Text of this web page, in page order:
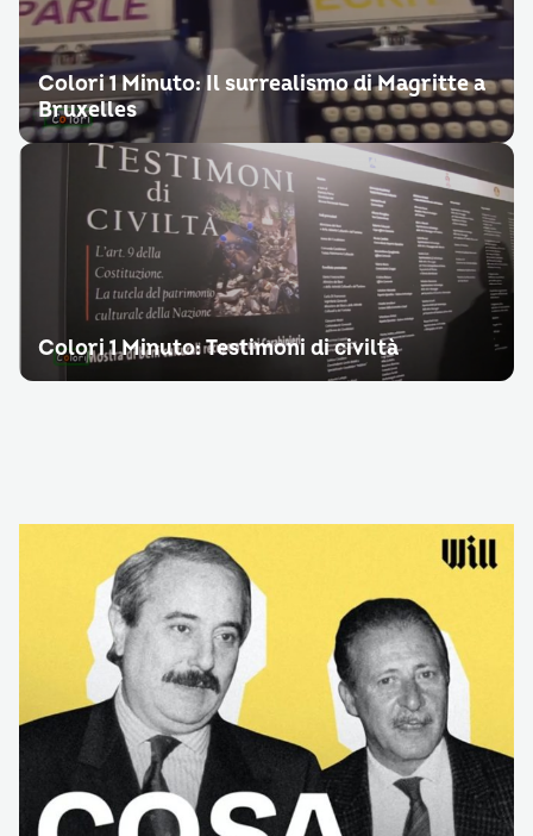
Colori 1 Minuto: Il surrealismo di Magritte a
Bruxelles
Colori 1 Minuto: Testimoni di civiltà